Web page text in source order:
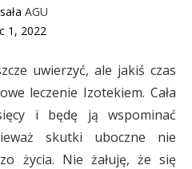
AGU
1, 2022
uwierzyć, ale jakiś czas
leczenie Izotekiem. Cała
i będę ją wspominać
skutki uboczne nie
życia. Nie żałuję, że się